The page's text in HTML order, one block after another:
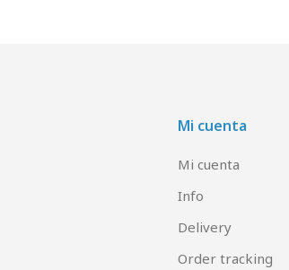
Mi cuenta
Mi cuenta
Info
Delivery
Order tracking